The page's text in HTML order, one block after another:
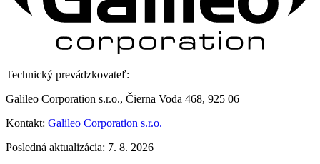
Technický prevádzkovateľ:
Galileo Corporation s.r.o., Čierna Voda 468, 925 06
Kontakt: Galileo Corporation s.r.o.
Posledná aktualizácia: 7. 8. 2026